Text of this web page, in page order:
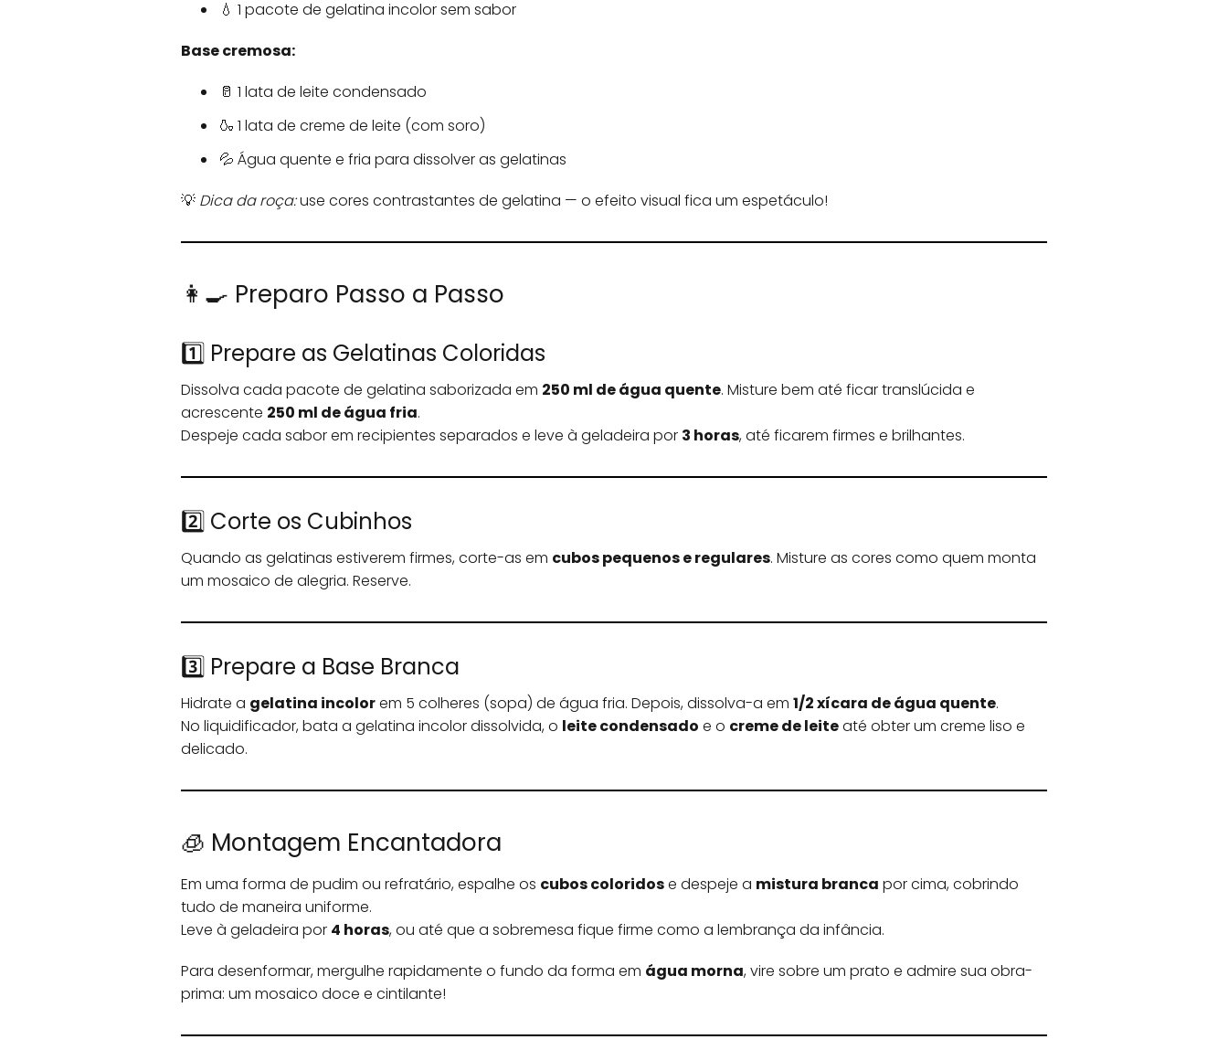
💧 1 pacote de gelatina incolor sem sabor
Base cremosa:
🥛 1 lata de leite condensado
🍶 1 lata de creme de leite (com soro)
💦 Água quente e fria para dissolver as gelatinas
💡 Dica da roça:use cores contrastantes de gelatina — o efeito visual fica um espetáculo!
👩‍🍳 Preparo Passo a Passo
1️⃣ Prepare as Gelatinas Coloridas
Dissolva cada pacote de gelatina saborizada em 250 ml de água quente. Misture bem até ficar translúcida e
acrescente 250 ml de água fria.
Despeje cada sabor em recipientes separados e leve à geladeira por 3 horas, até ficarem firmes e brilhantes.
2️⃣ Corte os Cubinhos
Quando as gelatinas estiverem firmes, corte-as em cubos pequenos e regulares. Misture as cores como quem monta
um mosaico de alegria. Reserve.
3️⃣ Prepare a Base Branca
Hidrate a gelatina incolorem 5 colheres (sopa) de água fria. Depois, dissolva-a em 1/2 xícara de água quente.
No liquidificador, bata a gelatina incolor dissolvida, o leite condensado e o creme de leiteaté obter um creme liso e
delicado.
🧊 Montagem Encantadora
Em uma forma de pudim ou refratário, espalhe os cubos coloridose despeje a mistura branca por cima, cobrindo
tudo de maneira uniforme.
Leve à geladeira por 4 horas, ou até que a sobremesa fique firme como a lembrança da infância.
Para desenformar, mergulhe rapidamente o fundo da forma em água morna, vire sobre um prato e admire sua obra-
prima: um mosaico doce e cintilante!